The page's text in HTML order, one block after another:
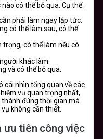
có thể bỏ qua. Cụ thể:
phải làm ngay lập tức.
có thể làm sau, có thể
trọng, có thể làm nếu có
khác làm.
và có thể bỏ qua.
cái nhìn tổng quan về các
vụ quan trọng nhất,
đúng thời gian mà
không cần thiết.
ưu tiên công việc